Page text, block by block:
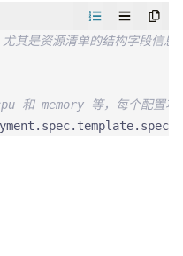
其是资源清单的结构字段信息
和 memory 等，每个配置项